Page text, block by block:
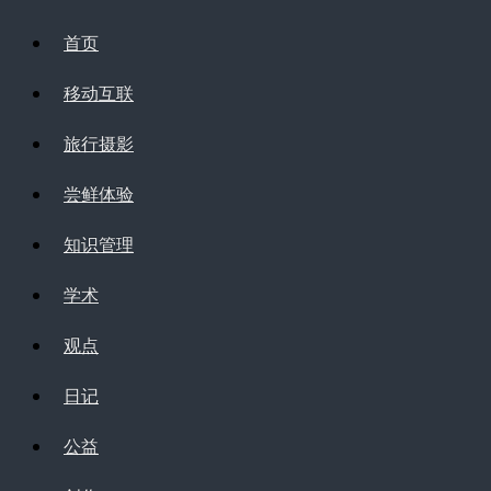
首页
移动互联
旅行摄影
尝鲜体验
知识管理
学术
观点
日记
公益